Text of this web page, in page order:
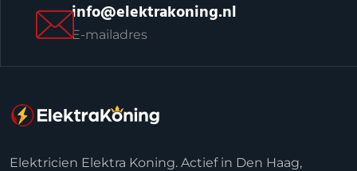
info@elektrakoning.nl
E-mailadres
Elektricien Elektra Koning. Actief in Den Haag,